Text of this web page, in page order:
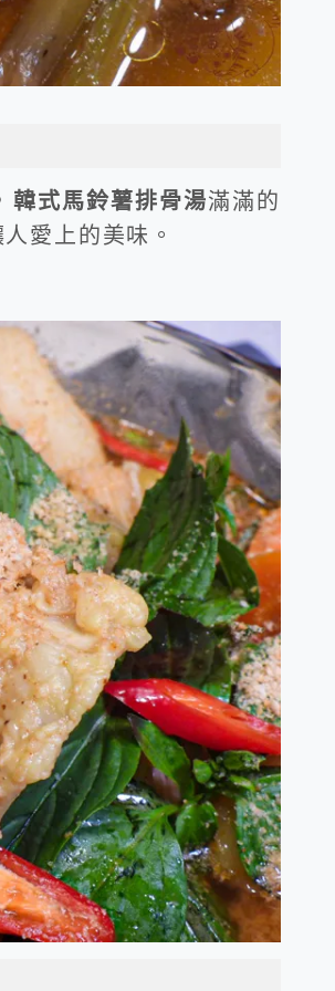
韓式馬鈴薯排骨湯滿滿的
愛上的美味。